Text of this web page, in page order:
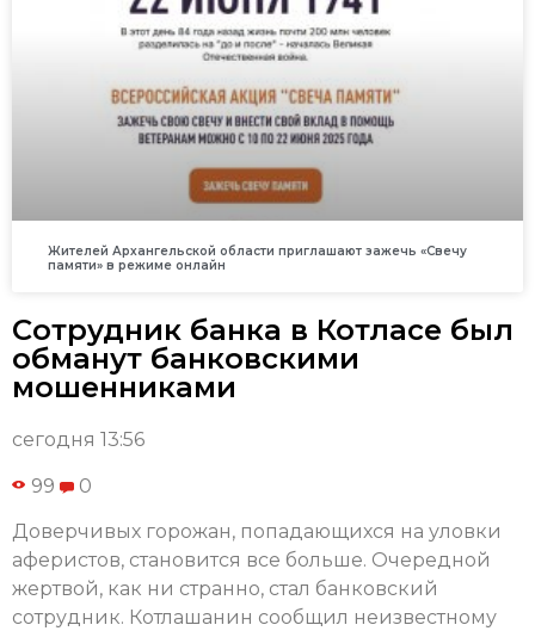
Жителей Архангельской области приглашают зажечь «Свечу
памяти» в режиме онлайн
Сотрудник банка в Котласе был
обманут банковскими
мошенниками
сегодня 13:56
99 0
Доверчивых горожан, попадающихся на уловки
аферистов, становится все больше. Очередной
жертвой, как ни странно, стал банковский
сотрудник. Котлашанин сообщил неизвестному